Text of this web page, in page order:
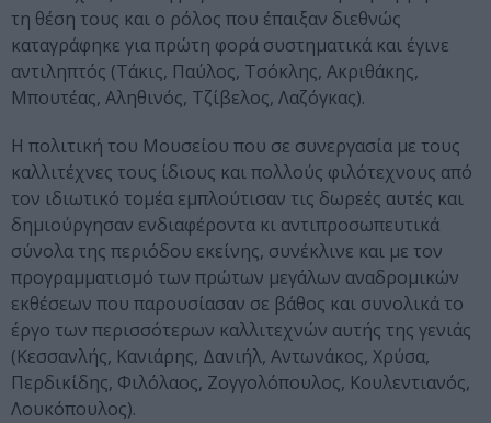
τη θέση τους και ο ρόλος που έπαιξαν διεθνώς
καταγράφηκε για πρώτη φορά συστηματικά και έγινε
αντιληπτός (Τάκις, Παύλος, Τσόκλης, Ακριθάκης,
Μπουτέας, Αληθινός, Τζίβελος, Λαζόγκας).
Η πολιτική του Μουσείου που σε συνεργασία με τους
καλλιτέχνες τους ίδιους και πολλούς φιλότεχνους από
τον ιδιωτικό τομέα εμπλούτισαν τις δωρεές αυτές και
δημιούργησαν ενδιαφέροντα κι αντιπροσωπευτικά
σύνολα της περιόδου εκείνης, συνέκλινε και με τον
προγραμματισμό των πρώτων μεγάλων αναδρομικών
εκθέσεων που παρουσίασαν σε βάθος και συνολικά το
έργο των περισσότερων καλλιτεχνών αυτής της γενιάς
(Κεσσανλής, Κανιάρης, Δανιήλ, Αντωνάκος, Χρύσα,
Περδικίδης, Φιλόλαος, Ζογγολόπουλος, Κουλεντιανός,
Λουκόπουλος).